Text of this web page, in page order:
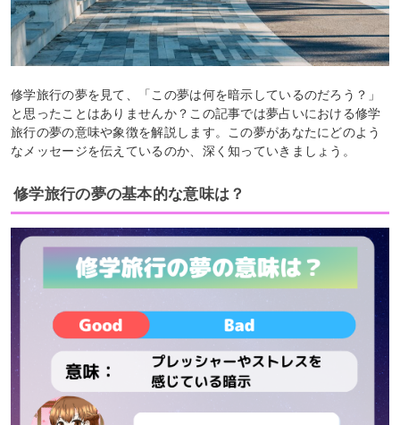
修学旅行の夢を見て、「この夢は何を暗示しているのだろう？」
と思ったことはありませんか？この記事では夢占いにおける修学
旅行の夢の意味や象徴を解説します。この夢があなたにどのよう
なメッセージを伝えているのか、深く知っていきましょう。
修学旅行の夢の基本的な意味は？